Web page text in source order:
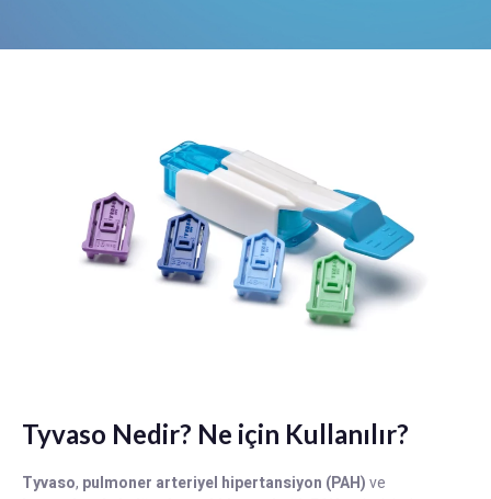
Tyvaso Nedir? Ne için Kullanılır?
Tyvaso, pulmoner arteriyel hipertansiyon (PAH)ve